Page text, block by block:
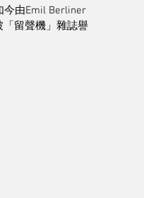
今由Emil Berliner
留聲機」雜誌譽